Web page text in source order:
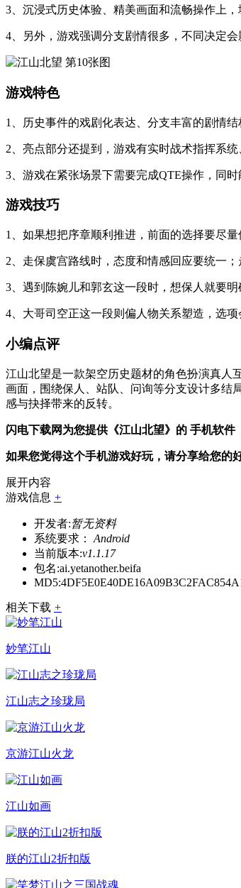
3、沉浸式历史体验、精美画面和流畅操作上
4、另外，游戏强调分支剧情很多，不同决定
游戏特色
1、历史事件的戏剧化表达、分支丰富的剧情
2、亮点部分还提到，游戏有实时战术指挥系
3、游戏在紧张场景下需要完成QTE操作，同
游戏技巧
1、如果想把序章顺利推进，前面的选择要尽
2、走保虞宫路线时，态度和情感回应要统一
3、遇到陈婉儿和郭玄这一段时，想保人就要
4、大哥司空正这一段则偏人物关系塑造，选
小编点评
江山北望是一款架空历史题材的角色扮演真人
画面，围绕保人、站队、问询等分支设计多结
感与抉择带来的反转。
闪电下载网为您提供《江山北望》的 手机软
如果您觉得这个手机游戏好玩，请分享给您的
展开内容
游戏信息 +
开发者:暂无资料
系统要求：
Android
当前版本:v1.1.17
包名:ai.yetanother.beifa
MD5:
相关下载 +
妙笔江山
江山志之珍珑局
京游江山火龙
江山如画
朕的江山2折扣版